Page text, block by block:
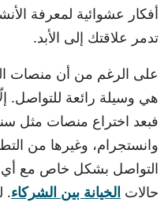
أفكار عشوائية لمعرفة
تدمر علاقتك إلى الأبد.
على الرغم من أن منصات
هي وسيلة رائعة للتواصل.
فبعد اختراع منصات مثل
وانستجرام، وغيرها من
التواصل بشكل خاص مع
حالات الخيانة بين الشركاء.